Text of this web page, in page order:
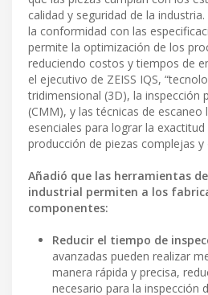
calidad y seguridad de la
la conformidad con las
permite la optimización de los
reduciendo costos y tiempos de
el ejecutivo de ZEISS IQS,
tridimensional (3D), la inspección
(CMM), y las técnicas de
esenciales para lograr la
producción de piezas complejas y
Añadió que las herramientas
industrial permiten a los
componentes:
Reducir el tiempo de
avanzadas pueden realizar
manera rápida y precisa,
necesario para la inspección